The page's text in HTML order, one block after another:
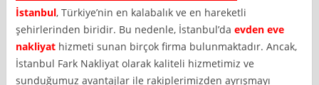
İstanbul, Türkiye’nin en kalabalık ve en hareketli
şehirlerinden biridir. Bu nedenle, İstanbul’daevden eve
nakliyat hizmeti sunan birçok firma bulunmaktadır. Ancak,
İstanbul Fark Nakliyat olarak kaliteli hizmetimiz ve
sunduğumuz avantajlar ile rakiplerimizden ayrışmayı